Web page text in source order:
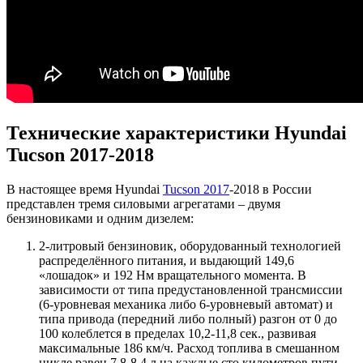
Технические характеристики Hyundai
Tucson 2017-2018
В настоящее время Hyundai Tucson 2017-2018 в России
представлен тремя силовыми агрегатами – двумя
бензиновиками и одним дизелем:
2-литровый бензиновик, оборудованный технологией
распределённого питания, и выдающий 149,6
«лошадок» и 192 Нм вращательного момента. В
зависимости от типа предустановленной трансмиссии
(6-уровневая механика либо 6-уровневый автомат) и
типа привода (передний либо полный) разгон от 0 до
100 колеблется в пределах 10,2-11,8 сек., развивая
максимальные 186 км/ч. Расход топлива в смешанном